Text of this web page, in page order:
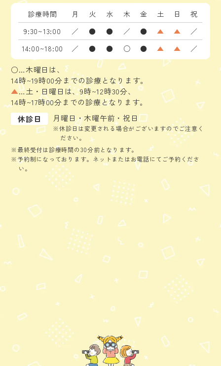
診療時間 月 火 水 木 金 土 日
祝
9:30~13:00
／ ● ● ／ ● ▲ ▲
／
14:00~18:00
／ ● ● ○ ● ▲ ▲ ／
○…木曜日は、
14時~19時00分までの診療となります。
▲…土・日曜日は、9時~12時30分、
14時~17時00分までの診療となります。
休診日
月曜日・木曜午前・祝日
※休診日は変更される場合がございますのでご注意く
ださい。
※最終受付は診療時間の30分前となります。
※予約制になっております。ネットまたはお電話にてご予約くださ
い。